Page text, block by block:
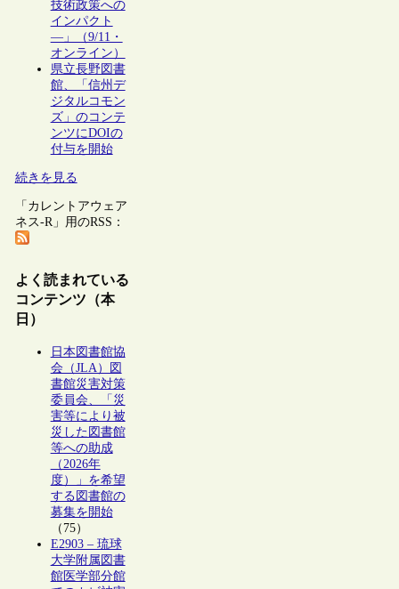
技術政策への
インパクト
―」（9/11・
オンライン）
県立長野図書
館、「信州デ
ジタルコモン
ズ」のコンテ
ンツにDOIの
付与を開始
続きを見る
「カレントアウェア
ネス-R」用のRSS：
よく読まれている
コンテンツ（本
日）
日本図書館協
会（JLA）図
書館災害対策
委員会、「災
害等により被
災した図書館
等への助成
（2026年
度）」を希望
する図書館の
募集を開始
（75）
E2903 – 琉球
大学附属図書
館医学部分館